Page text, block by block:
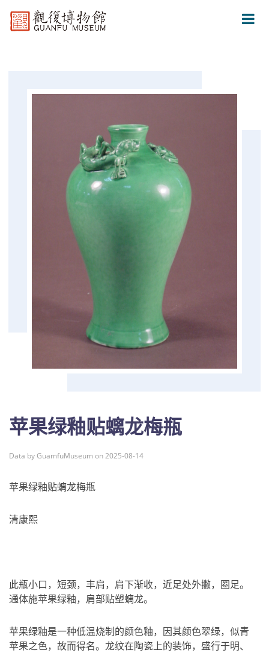
苹果绿釉贴螭龙梅瓶
Data by GuamfuMuseum on 2025-08-14
苹果绿釉贴螭龙梅瓶
清康熙
此瓶小口，短颈，丰肩，肩下渐收，近足处外撇，圈足。
通体施苹果绿釉，肩部贴塑螭龙。
苹果绿釉是一种低温烧制的颜色釉，因其颜色翠绿，似青
苹果之色，故而得名。龙纹在陶瓷上的装饰，盛行于明、